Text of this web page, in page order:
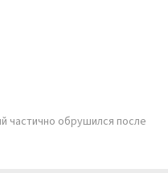
частично обрушился после